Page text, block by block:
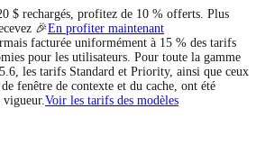
$ rechargés, profitez de 10 % offerts. Plus
🎉En profiter maintenant
facturée uniformément à 15 % des tarifs
pour les utilisateurs. Pour toute la gamme
les tarifs Standard et Priority, ainsi que ceux
fenêtre de contexte et du cache, ont été
vigueur.Voir les tarifs des modèles